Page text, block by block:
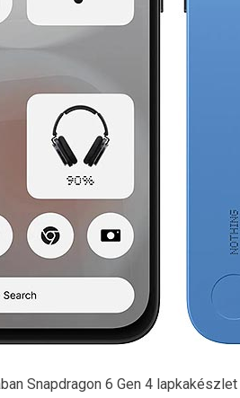
Snapdragon 6 Gen 4